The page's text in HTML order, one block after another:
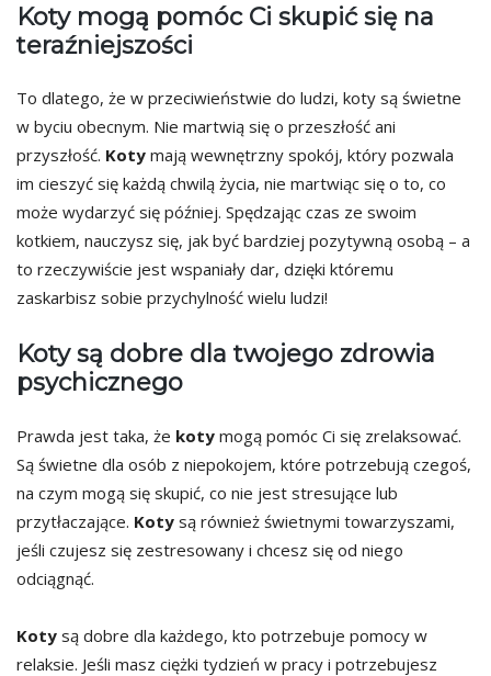
Koty mogą pomóc Ci skupić się na
teraźniejszości
To dlatego, że w przeciwieństwie do ludzi, koty są świetne
w byciu obecnym. Nie martwią się o przeszłość ani
przyszłość. Koty mają wewnętrzny spokój, który pozwala
im cieszyć się każdą chwilą życia, nie martwiąc się o to, co
może wydarzyć się później. Spędzając czas ze swoim
kotkiem, nauczysz się, jak być bardziej pozytywną osobą – a
to rzeczywiście jest wspaniały dar, dzięki któremu
zaskarbisz sobie przychylność wielu ludzi!
Koty są dobre dla twojego zdrowia
psychicznego
Prawda jest taka, że koty mogą pomóc Ci się zrelaksować.
Są świetne dla osób z niepokojem, które potrzebują czegoś,
na czym mogą się skupić, co nie jest stresujące lub
przytłaczające. Koty są również świetnymi towarzyszami,
jeśli czujesz się zestresowany i chcesz się od niego
odciągnąć.
Koty są dobre dla każdego, kto potrzebuje pomocy w
relaksie. Jeśli masz ciężki tydzień w pracy i potrzebujesz